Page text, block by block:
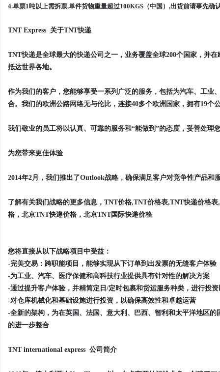
4.单票1吨以上需拆票,单件货物重量超过100KGS（中国）,出货前请事先确
TNT Express 关于TNT快递
TNT快递是全球最大的快递公司之一，业务覆盖全球200个国家，并
抵达世界各地。
作为我们的客户，您能够享受一系列广泛的服务，包括为汽车、工业
合。我们的欧洲公路网络无与伦比，连接40多个欧洲国家，拥有19个
我们敬业的员工将以认真、可靠的服务和“能做到”的态度，妥善处理
为您带来更佳体验
2014年2月，我们推出了Outlook战略，确保满足客户对竞争性产品和
了解有关我们战略的更多信息，TNT价格,TNT价格表,TNT快递价格
格，北京TNT快递价格，北京TNT国际快递价格
您将直接从以下战略项目中受益：
-完美交易：跨职能项目，能够实现从下订单到出发票的无缝客户体验
-为工业、汽车、医疗保健和高科技行业提供具有针对性的解决方案
-通过提升客户体验，并精简定日/定时包裹和货运服务种类，进行投
-对仓库机械化和基础设施进行投资，以确保高效性和卓越运营
-全新的架构，为在英国、法国、意大利、巴西、智利和太平洋地区
的进一步整合
TNT international express 公司简介